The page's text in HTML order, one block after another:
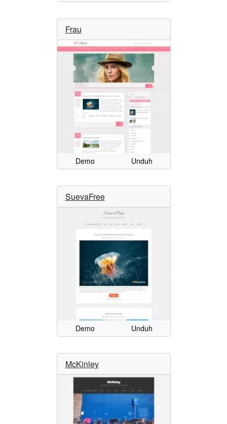
Frau
Demo Unduh
SuevaFree
Demo Unduh
McKinley